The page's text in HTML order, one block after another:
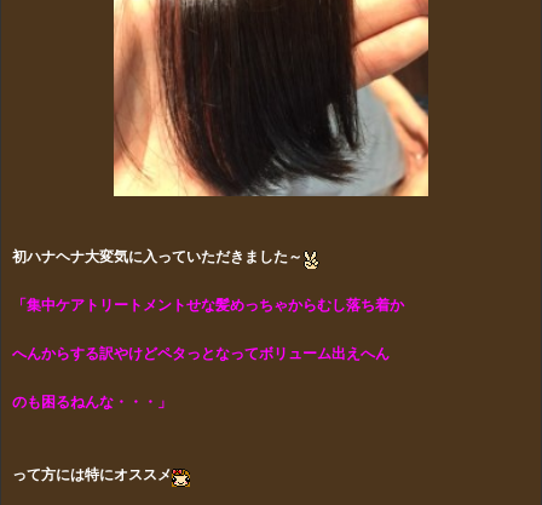
初ハナヘナ大変気に入っていただきました～
「集中ケアトリートメントせな髪めっちゃからむし落ち着か
へんからする訳やけどペタっとなってボリューム出えへん
のも困るねんな・・・」
って方には特にオススメ